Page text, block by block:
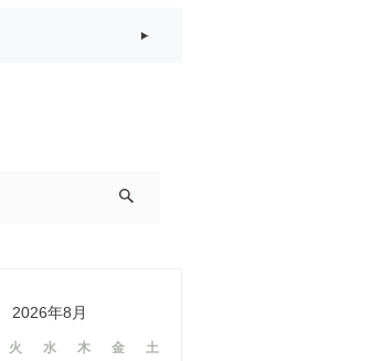
2026年8月
火 水 木 金 土